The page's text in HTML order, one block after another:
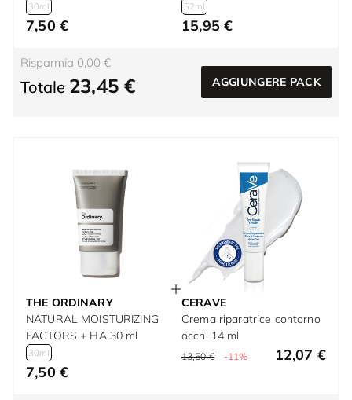
30ml
7,50 €
52ml
15,95 €
Risparmia 0,00 €
Totale 23,45 € AGGIUNGERE PACK
THE ORDINARY
NATURAL MOISTURIZING
FACTORS + HA 30 ml
30ml
7,50 €
CERAVE
Crema riparatrice contorno
occhi 14 ml
13,50 € -11% 12,07 €